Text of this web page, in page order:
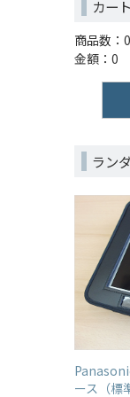
カー
商品数：0
金額：0
ラン
ース（標